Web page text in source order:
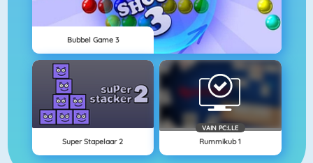
Bubbel Game 3
Super Stapelaar 2
VAIN PC:LLE
Rummikub 1